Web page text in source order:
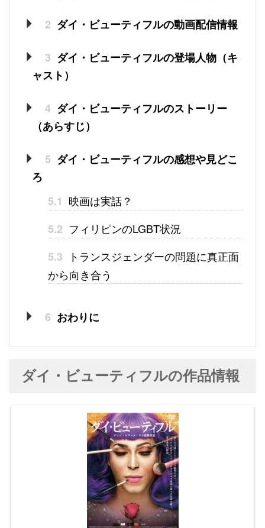
2 ダイ・ビューティフルの動画配信情報
3 ダイ・ビューティフルの登場人物（キ
ャスト）
4 ダイ・ビューティフルのストーリー
（あらすじ）
5 ダイ・ビューティフルの感想や見どこ
ろ
5.1 映画は実話？
5.2 フィリピンのLGBT状況
5.3
トランスジェンダーの問題に真正面
から向き合う
6 おわりに
ダイ・ビューティフルの作品情報